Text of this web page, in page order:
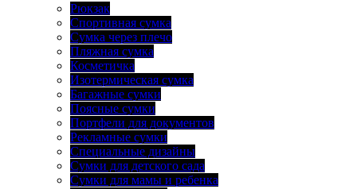
Рюкзак
Спортивная сумка
Сумка через плечо
Пляжная сумка
Косметичка
Изотермическая сумка
Багажные сумки
Поясные сумки
Портфели для документов
Рекламные сумки
Специальные дизайны
Сумки для детского сада
Сумки для мамы и ребенка